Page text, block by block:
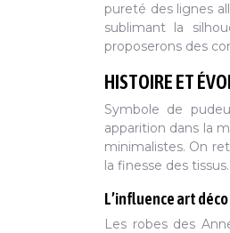
pureté des lignes
sublimant la
proposerons des
HISTOIRE ET
Symbole de
apparition dans la
minimalistes. On
la finesse des
L’influence art
Les robes des